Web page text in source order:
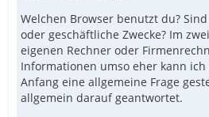
Welchen Browser benutzt du?
oder geschäftliche Zwecke? Im
eigenen Rechner oder
Informationen umso eher kann
Anfang eine allgemeine Frage
allgemein darauf geantwortet.